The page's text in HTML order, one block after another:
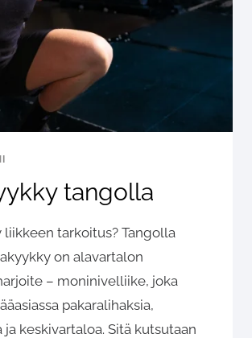
tangolla
liikkeen tarkoitus? Tangolla
on alavartalon
– moninivelliike, joka
pakaralihaksia,
ja keskivartaloa. Sitä kutsutaan